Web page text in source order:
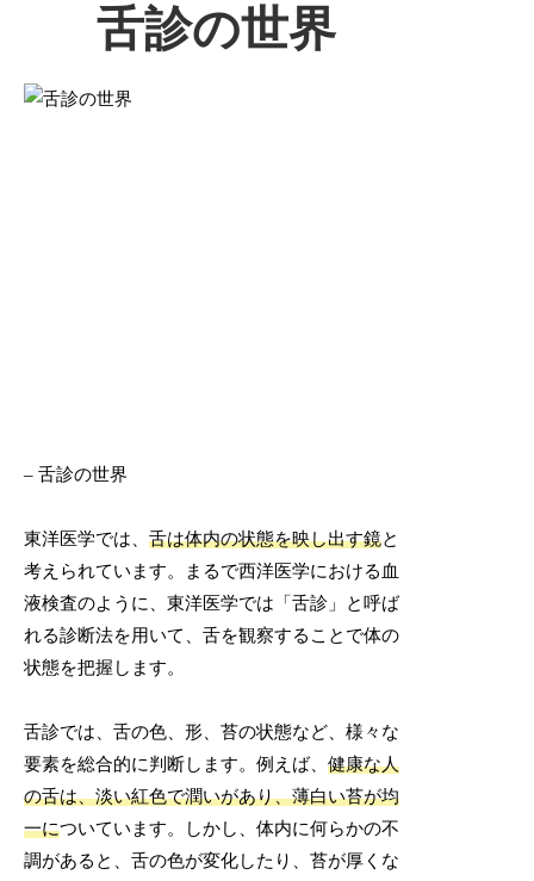
舌診の世界
– 舌診の世界
東洋医学では、舌は体内の状態を映し出す鏡と
考えられています。まるで西洋医学における血
液検査のように、東洋医学では「舌診」と呼ば
れる診断法を用いて、舌を観察することで体の
状態を把握します。
舌診では、舌の色、形、苔の状態など、様々な
要素を総合的に判断します。例えば、健康な人
の舌は、淡い紅色で潤いがあり、薄白い苔が均
一についています。しかし、体内に何らかの不
調があると、舌の色が変化したり、苔が厚くな